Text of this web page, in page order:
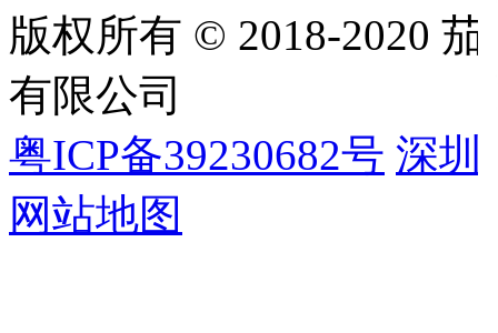
版权所有 © 2018-2020
有限公司
粤ICP备39230682号 深圳
网站地图